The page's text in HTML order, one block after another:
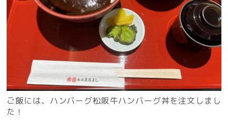
ご飯には、ハンバーグ松阪牛ハンバーグ丼を注文しまし
た！